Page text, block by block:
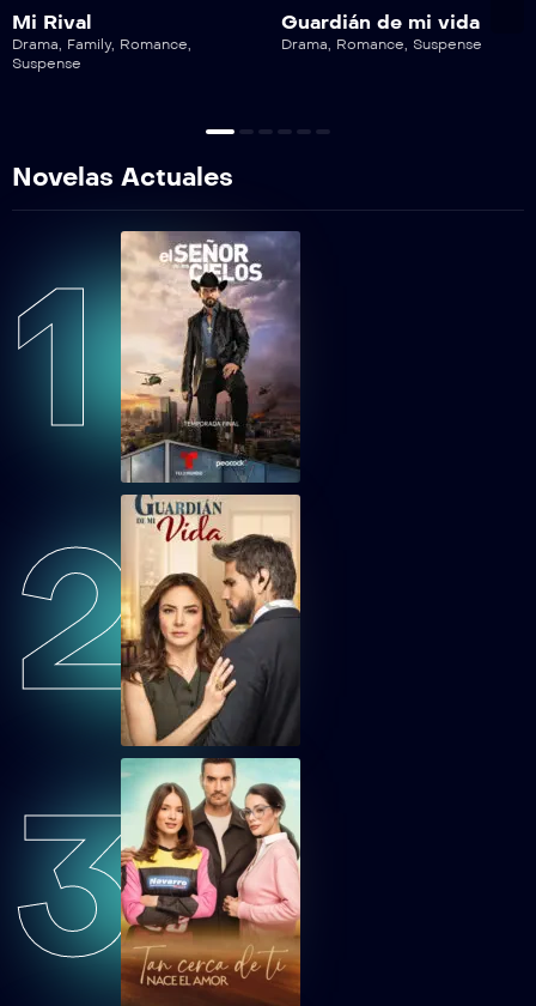
Lobo, Morir Matando Capítulo 17
LMMEP18
Lobo, Morir Matando Capítulo 18
LMMEP19
Lobo, Morir Matando Capítulo 19
LMMEP20
Lobo, Morir Matando Capítulo 20
LMMEP21
Lobo, Morir Matando Capítulo 21
LMMEP22
Lobo, Morir Matando Capítulo 22
LMMEP23
Lobo, Morir Matando Capítulo 23
LMMEP24
Lobo, Morir Matando Capítulo 24
LMMEP25
Lobo, Morir Matando Capítulo 25
LMMEP26
Lobo, Morir Matando Capítulo 26
Mi Rival
Drama, Family, Romance,
Suspense
Guardián de mi vida
Drama, Romance, Suspense
Novelas Actuales
1
2
3